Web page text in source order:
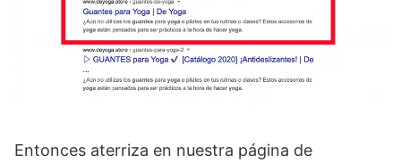
Entonces aterriza en nuestra página de